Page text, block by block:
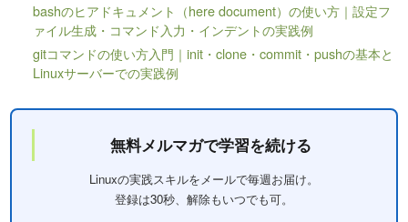
bashのヒアドキュメント（here document）の使い方｜設定フ
ァイル生成・コマンド入力・インデントの実践例
gitコマンドの使い方入門｜init・clone・commit・pushの基本と
Linuxサーバーでの実践例
無料メルマガで学習を続ける
Linuxの実践スキルをメールで毎週お届け。
登録は30秒、解除もいつでも可。